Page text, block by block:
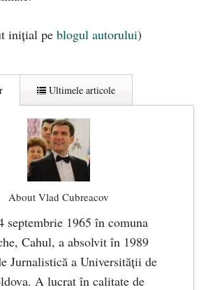
inițial pe blogul autorului)
Ultimele articole
About Vlad Cubreacov
septembrie 1965 în comuna
Cahul, a absolvit în 1989
Jurnalistică a Universităţii de
A lucrat în calitate de